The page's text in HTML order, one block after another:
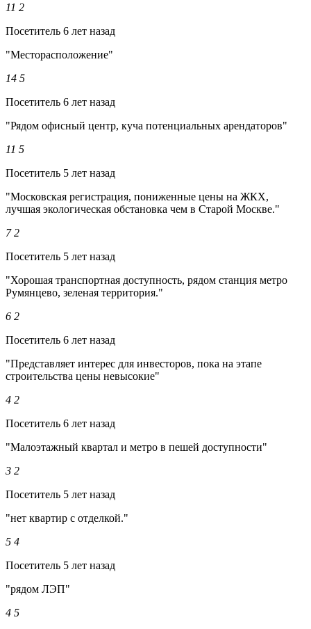
11 2
Посетитель 6 лет назад
"Месторасположение"
14 5
Посетитель 6 лет назад
"Рядом офисный центр, куча потенциальных арендаторов"
11 5
Посетитель 5 лет назад
"Московская регистрация, пониженные цены на ЖКХ,
лучшая экологическая обстановка чем в Старой Москве."
7 2
Посетитель 5 лет назад
"Хорошая транспортная доступность, рядом станция метро
Румянцево, зеленая территория."
6 2
Посетитель 6 лет назад
"Представляет интерес для инвесторов, пока на этапе
строительства цены невысокие"
4 2
Посетитель 6 лет назад
"Малоэтажный квартал и метро в пешей доступности"
3 2
Посетитель 5 лет назад
"нет квартир с отделкой."
5 4
Посетитель 5 лет назад
"рядом ЛЭП"
4 5